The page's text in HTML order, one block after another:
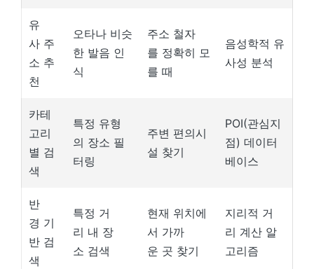
유
사 주
소 추
천
오타나 비슷
한 발음 인
식
주소 철자
를 정확히 모
를 때
음성학적 유
사성 분석
카테
고리
별 검
색
특정 유형
의 장소 필
터링
주변 편의시
설 찾기
POI(관심지
점) 데이터
베이스
반
경 기
반 검
색
특정 거
리 내 장
소 검색
현재 위치에
서 가까
운 곳 찾기
지리적 거
리 계산 알
고리즘